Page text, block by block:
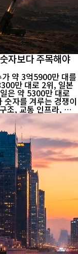
자보다 주목해야
약 3억5900만 대를
만 대로 2위, 일본
은 약 5300만 대로
숫자를 겨루는 경쟁이
조, 교통 인프라, 국
점에서 더욱 주목된
자 판매국에 이어 보
. 다만 14억 명이 넘
국 등 자동차 선진국
시장이 아직 성장 여